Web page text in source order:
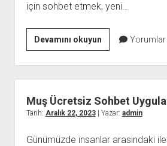
için sohbet etmek, yeni…
Devamını okuyunTekirdağ
Ücretsiz
Sohbet
Uygulamaları
Yorumlar
Muş Ücretsiz Sohbet
Tarih: Aralık 22, 2023| Yazar: admin
Günümüzde insanlar arasındaki